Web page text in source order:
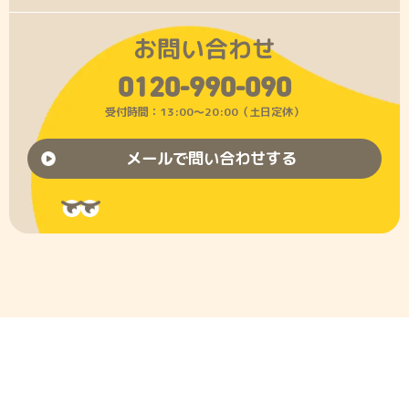
お問い合わせ
0120-990-090
受付時間：13:00〜20:00（土日定休）
メールで問い合わせする